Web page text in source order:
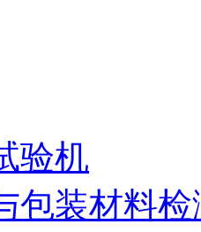
验机
包装材料检